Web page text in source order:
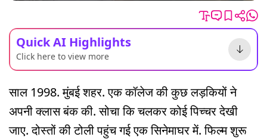
Quick AI Highlights
Click here to view more
साल 1998. मुंबई शहर. एक कॉलेज की कुछ लड़कियों ने
अपनी क्लास बंक की. सोचा कि चलकर कोई पिच्चर देखी
जाए. दोस्तों की टोली पहुंच गई एक सिनेमाघर में. फिल्म शुरू